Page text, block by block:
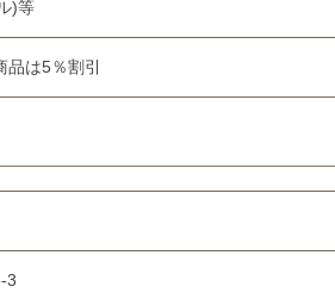
)等
は5％割引
3